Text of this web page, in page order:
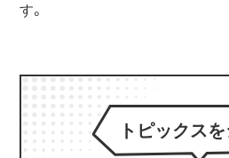
す。
トピックス